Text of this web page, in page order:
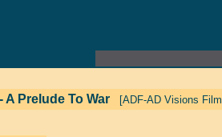
A Prelude To War [ADF-AD Visions